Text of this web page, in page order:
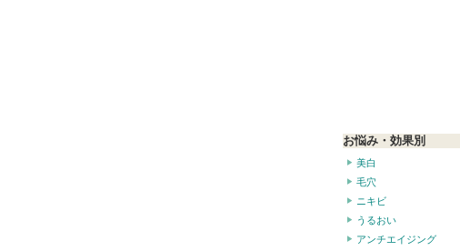
お悩み・効果別
美白
毛穴
ニキビ
うるおい
アンチエイジング